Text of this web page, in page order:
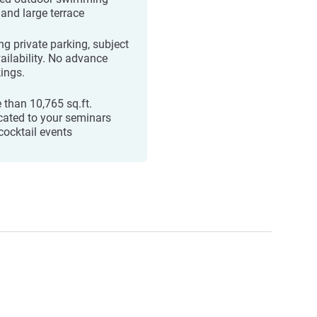
large terrace
private parking, subject
No advance
than 10,765 sq.ft.
to your seminars
events